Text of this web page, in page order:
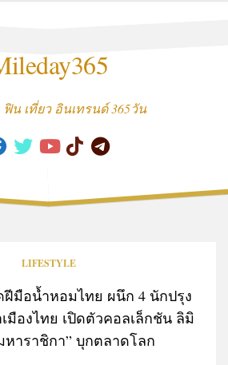
น เที่ยว อินเทรนด์ 365วัน
LIFESTYLE
ฝีมือน้ำหอมไทย ผนึก 4 นักปรุง
มืองไทย เปิดตัวคอลเล็กชัน ลิมิ
หาราชิกา” บุกตลาดโลก